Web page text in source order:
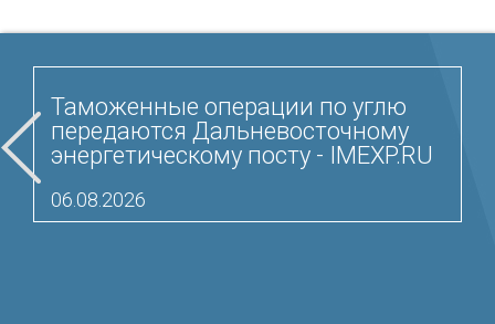
Таможенные операции по углю
передаются Дальневосточному
энергетическому посту - IMEXP.RU
06.08.2026